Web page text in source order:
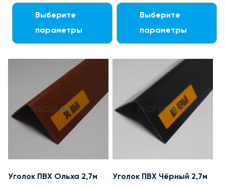
Выберите
параметры
Выберите
параметры
Уголок ПВХ Ольха 2,7м Уголок ПВХ Чёрный 2,7м